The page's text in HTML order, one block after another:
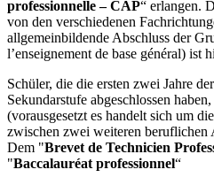
professionnelle – CAP“ erlangen.
von den verschiedenen
allgemeinbildende Abschluss der
l’enseignement de base général) ist
Schüler, die die ersten zwei Jahre
Sekundarstufe abgeschlossen
(vorausgesetzt es handelt sich um
zwischen zwei weiteren beruflichen
Dem "Brevet de Technicien
"Baccalauréat professionnel“